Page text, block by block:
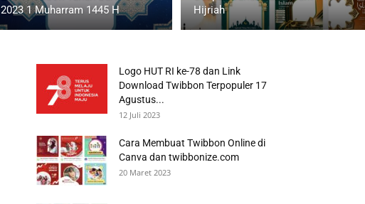
2023 1 Muharram 1445 H
Hijriah
Logo HUT RI ke-78 dan Link
Download Twibbon Terpopuler 17
Agustus...
12 Juli 2023
Cara Membuat Twibbon Online di
Canva dan twibbonize.com
20 Maret 2023